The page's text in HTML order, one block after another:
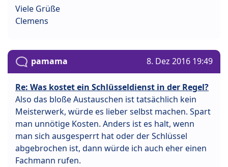
Viele Grüße
Clemens
pamama 8. Dez 2016 19:49
Re: Was kostet ein Schlüsseldienst in der Regel?
Also das bloße Austauschen ist tatsächlich kein
Meisterwerk, würde es lieber selbst machen. Spart
man unnötige Kosten. Anders ist es halt, wenn
man sich ausgesperrt hat oder der Schlüssel
abgebrochen ist, dann würde ich auch eher einen
Fachmann rufen.